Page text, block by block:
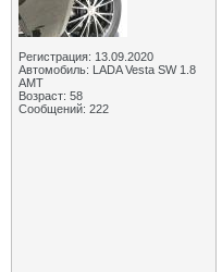
Регистрация: 13.09.2020
Автомобиль: LADA Vesta SW 1.8
AMT
Возраст: 58
Сообщений: 222